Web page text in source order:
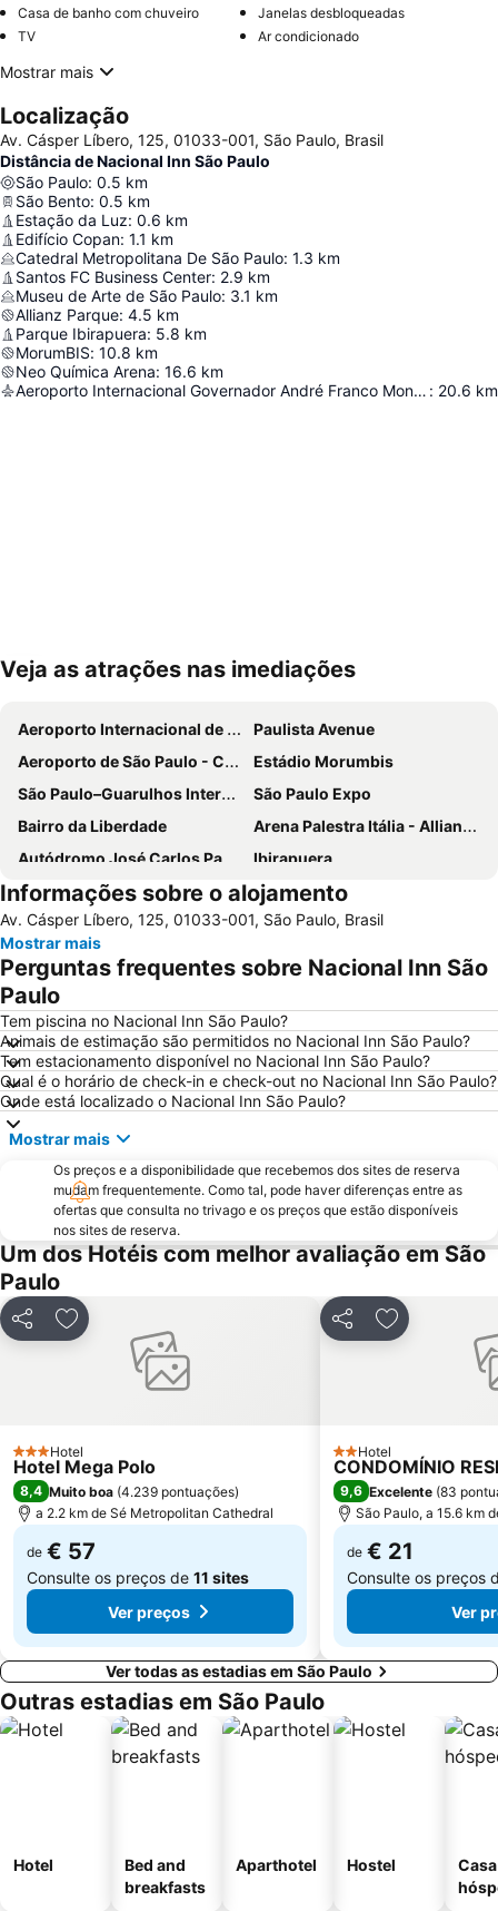
Casa de banho com chuveiro
Janelas desbloqueadas
TV
Ar condicionado
Mostrar mais
Localização
Av. Cásper Líbero, 125, 01033-001, São Paulo, Brasil
Distância de Nacional Inn São Paulo
São Paulo: 0.5 km
São Bento: 0.5 km
Estação da Luz: 0.6 km
Edifício Copan: 1.1 km
Catedral Metropolitana De São Paulo: 1.3 km
Santos FC Business Center: 2.9 km
Museu de Arte de São Paulo: 3.1 km
Allianz Parque: 4.5 km
Parque Ibirapuera: 5.8 km
MorumBIS: 10.8 km
Neo Química Arena: 16.6 km
Aeroporto Internacional Governador André Franco Montoro : 20.6 km
Ampliar mapa
Veja as atrações nas imediações
Aeroporto Internacional de São Paulo - Guarulhos
Paulista Avenue
Aeroporto de São Paulo - Congonhas
Estádio Morumbis
São Paulo–Guarulhos International Airport
São Paulo Expo
Bairro da Liberdade
Arena Palestra Itália - Allianz Parque
Autódromo José Carlos Pace-Interlagos
Ibirapuera
Ibirapuera Park
25 de Março
Anhembi Parque
WTC São Paulo
Consulado Geral dos Estados Unidos
Estádio do Pacaembu - Estádio Municipal Paulo Machado de Carvalho
JK Iguatemi
Parque Villa Lobos
Rua Augusta
Center Norte
Centro Cultural São Paulo
Largo do Arouche
Shopping Center Iguatemi
Zoológico de São Paulo
Estação da Luz
Arena de São Paulo - Arena Corinthians
Rebouças Convention Center
São Silvestre International Race
Vale do Anhangabaú
Belenzinho
Mercado Municipal
Book Biennal of São Paulo
Jardim Botânico de São Paulo
Formula 1 Brazilian Grand Prix
Sao Paulo Carnaval
Museu Paulista da USP
Hair Brasil
Teatro Abril
Bosque Maia
Cubatão
FRANCAL - International Shoes and Accessories Fashion Fair
Informações sobre o alojamento
Av. Cásper Líbero, 125, 01033-001, São Paulo, Brasil
Mostrar mais
Perguntas frequentes sobre Nacional Inn São
Paulo
Tem piscina no Nacional Inn São Paulo?
Animais de estimação são permitidos no Nacional Inn São Paulo?
Tem estacionamento disponível no Nacional Inn São Paulo?
Qual é o horário de check-in e check-out no Nacional Inn São Paulo?
Onde está localizado o Nacional Inn São Paulo?
Mostrar mais
Os preços e a disponibilidade que recebemos dos sites de reserva
mudam frequentemente. Como tal, pode haver diferenças entre as
ofertas que consulta no trivago e os preços que estão disponíveis
nos sites de reserva.
Um dos Hotéis com melhor avaliação em São
Paulo
PartilharAdicionar aos favoritos
3 Estrelas
Hotel
Hotel Mega Polo
8,4 Muito boa (4.239 pontuações)
a 2.2 km de Sé Metropolitan Cathedral
de € 57
Consulte os preços de 11 sites
Ver preços
PartilharAdicionar
2 Estrelas
Hotel
CONDOMÍNIO
9,6 Excelente (83
São Paulo, a 15.6 km
de € 21
Consulte os preços
Ver
Ver todas as estadias em São Paulo
Outras estadias em São Paulo
Hotel
Bed and
breakfasts
Aparthotel Hostel